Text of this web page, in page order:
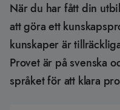
När du har fått din
att göra ett
kunskaper är
Provet är på svenska
språket för att klara